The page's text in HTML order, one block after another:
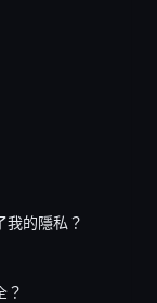
我的隱私？
？